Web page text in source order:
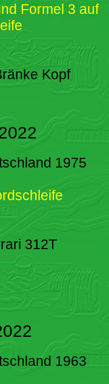
Formel 3 auf
Kopf
1975
312T
1963